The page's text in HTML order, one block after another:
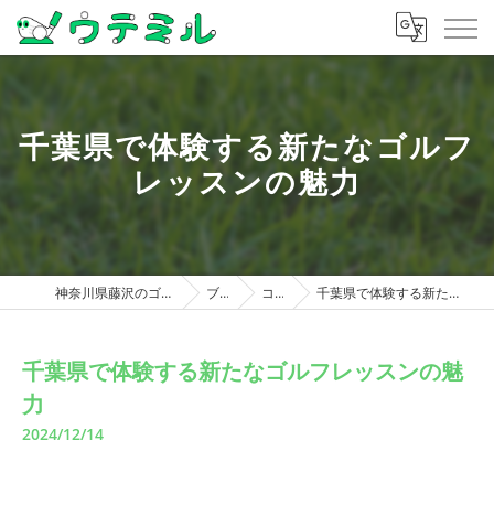
千葉県で体験する新たなゴルフ
レッスンの魅力
神奈川県藤沢のゴルフならウテミル ブログ コラム 千葉県で体験する新たなゴルフレッスンの魅力
千葉県で体験する新たなゴルフレッスンの魅
力
2024/12/14